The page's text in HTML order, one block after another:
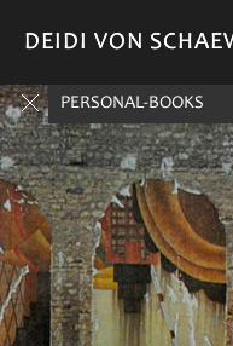
DEIDI VON
DEIDI VON
PERSONAL-BOOKS